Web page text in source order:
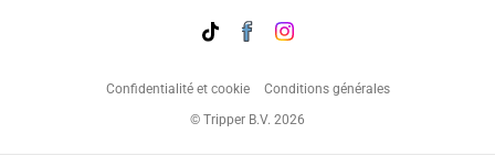
Confidentialité et cookie
Conditions générales
© Tripper B.V. 2026